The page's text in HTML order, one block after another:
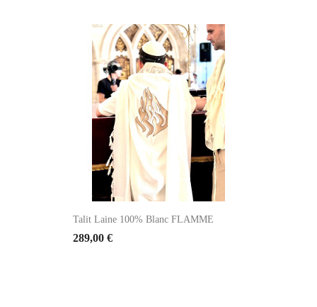
Talit Laine 100% Blanc FLAMME
289,00 €